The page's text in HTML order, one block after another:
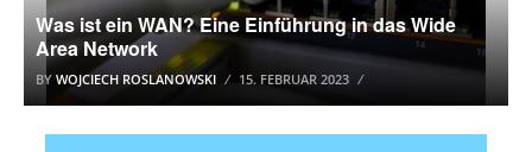
Was ist ein WAN? Eine Einführung in das Wide
Area Network
BY WOJCIECH ROSLANOWSKI 15. FEBRUAR 2023